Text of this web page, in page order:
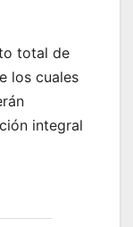
total de
los cuales
integral